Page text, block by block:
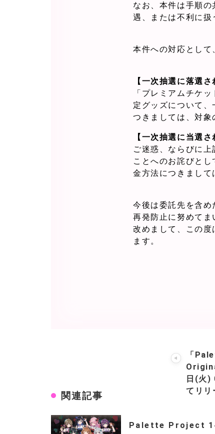
なお、本件は手順
遇、または不利に扱
本件への対応として
【一次抽選に落選さ
「プレミアムチケ
定グッズについて
つきましては、対象
【一次抽選に当選さ
ご迷惑、ならびに
ことへのお詫びと
金方法につきまして
今後は委託先を含め
再発防止に努めてま
改めまして、この
ます。
「
日(火)
てリリ
関連記事
Palette Project